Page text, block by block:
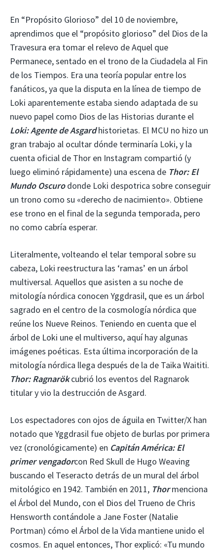
En “Propósito Glorioso” del 10 de noviembre,
aprendimos que el “propósito glorioso” del Dios de la
Travesura era tomar el relevo de Aquel que
Permanece, sentado en el trono de la Ciudadela al Fin
de los Tiempos. Era una teoría popular entre los
fanáticos, ya que la disputa en la línea de tiempo de
Loki aparentemente estaba siendo adaptada de su
nuevo papel como Dios de las Historias durante el
Loki: Agente de Asgardhistorietas. El MCU no hizo un
gran trabajo al ocultar dónde terminaría Loki, y la
cuenta oficial de Thor en Instagram compartió (y
luego eliminó rápidamente) una escena de Thor: El
Mundo Oscurodonde Loki despotrica sobre conseguir
un trono como su «derecho de nacimiento». Obtiene
ese trono en el final de la segunda temporada, pero
no como cabría esperar.
Literalmente, volteando el telar temporal sobre su
cabeza, Loki reestructura las ‘ramas’ en un árbol
multiversal. Aquellos que asisten a su noche de
mitología nórdica conocen Yggdrasil, que es un árbol
sagrado en el centro de la cosmología nórdica que
reúne los Nueve Reinos. Teniendo en cuenta que el
árbol de Loki une el multiverso, aquí hay algunas
imágenes poéticas. Esta última incorporación de la
mitología nórdica llega después de la de Taika Waititi.
Thor: Ragnarökcubrió los eventos del Ragnarok
titular y vio la destrucción de Asgard.
Los espectadores con ojos de águila en Twitter/X han
notado que Yggdrasil fue objeto de burlas por primera
vez (cronológicamente) en Capitán América: El
primer vengadorcon Red Skull de Hugo Weaving
buscando el Teseracto detrás de un mural del árbol
mitológico en 1942. También en 2011, Thormenciona
el Árbol del Mundo, con el Dios del Trueno de Chris
Hensworth contándole a Jane Foster (Natalie
Portman) cómo el Árbol de la Vida mantiene unido el
cosmos. En aquel entonces, Thor explicó: «Tu mundo